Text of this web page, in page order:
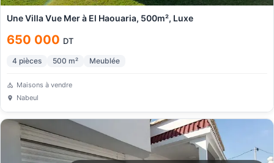
Une Villa Vue Mer à El Haouaria, 500m², Luxe
650 000 DT
4 pièces 500 m² Meublée
Maisons à vendre
Nabeul